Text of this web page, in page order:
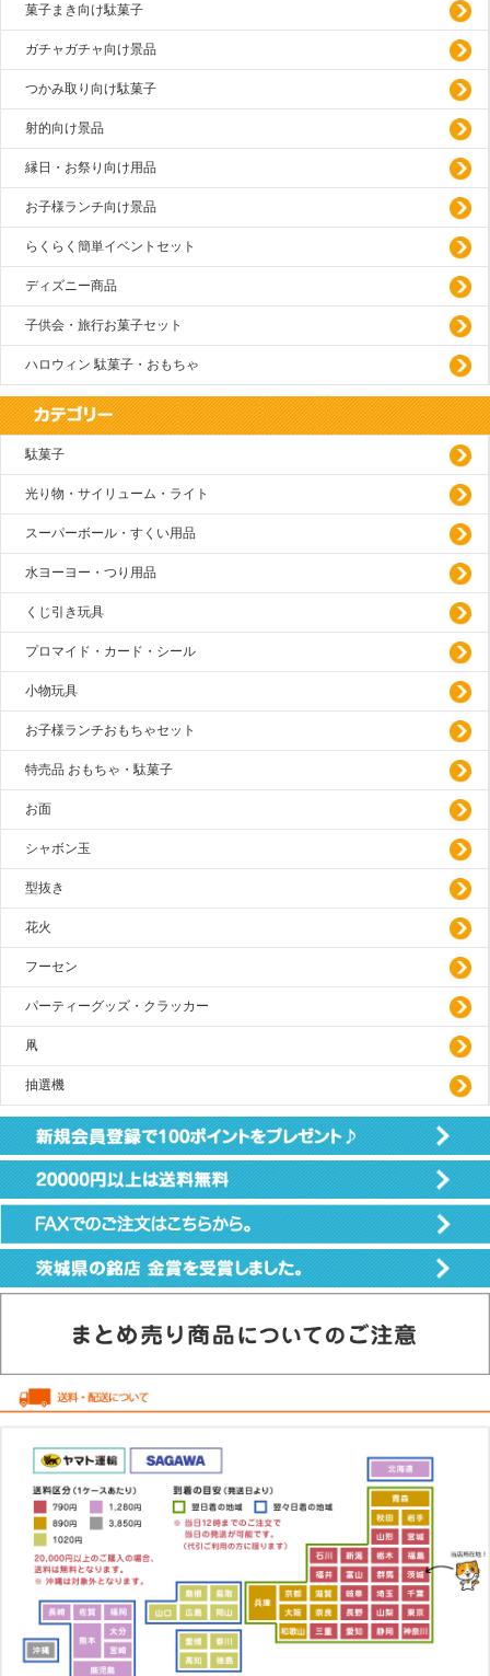
菓子まき向け駄菓子
ガチャガチャ向け景品
つかみ取り向け駄菓子
射的向け景品
縁日・お祭り向け用品
お子様ランチ向け景品
らくらく簡単イベントセット
ディズニー商品
子供会・旅行お菓子セット
ハロウィン 駄菓子・おもちゃ
駄菓子
光り物・サイリューム・ライト
スーパーボール・すくい用品
水ヨーヨー・つり用品
くじ引き玩具
プロマイド・カード・シール
小物玩具
お子様ランチおもちゃセット
特売品 おもちゃ・駄菓子
お面
シャボン玉
型抜き
花火
フーセン
パーティーグッズ・クラッカー
凧
抽選機